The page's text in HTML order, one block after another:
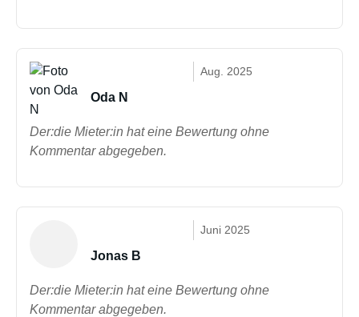
Aug. 2025
Oda N
Der:die Mieter:in hat eine Bewertung ohne
Kommentar abgegeben.
Juni 2025
Jonas B
Der:die Mieter:in hat eine Bewertung ohne
Kommentar abgegeben.